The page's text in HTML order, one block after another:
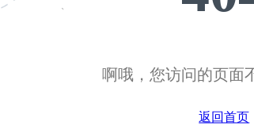
啊哦，您访问的页
返回首页